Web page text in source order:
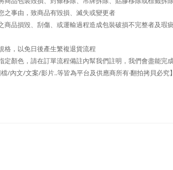
之事由，致商品有毀損、滅失或變更者
商品損毀、刮傷、或運輸過程造成包裝破損不完整者及瑕
格，以免日後產生繁複退貨流程
定顏色，請在訂單流程備註內幫我們註明，我們會盡能完
/內文/文案/影片..等皆為平台及供應商所有‧翻拍拷貝必究】